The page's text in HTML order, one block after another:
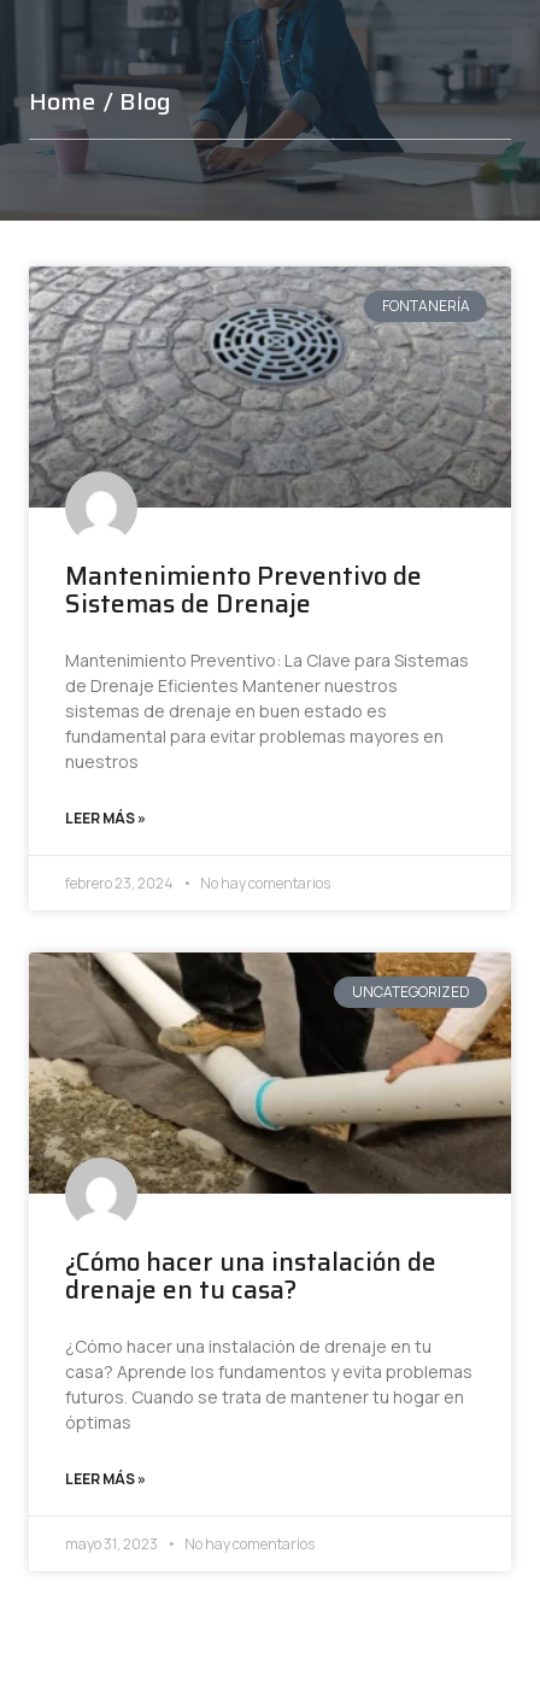
Home / Blog
FONTANERÍA
Mantenimiento Preventivo de
Sistemas de Drenaje
Mantenimiento Preventivo: La Clave para Sistemas
de Drenaje Eficientes Mantener nuestros
sistemas de drenaje en buen estado es
fundamental para evitar problemas mayores en
nuestros
LEER MÁS »
febrero 23, 2024 No hay comentarios
UNCATEGORIZED
¿Cómo hacer una instalación de
drenaje en tu casa?
¿Cómo hacer una instalación de drenaje en tu
casa? Aprende los fundamentos y evita problemas
futuros. Cuando se trata de mantener tu hogar en
óptimas
LEER MÁS »
mayo 31, 2023 No hay comentarios